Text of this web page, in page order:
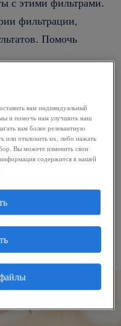
фильтрации,
Помочь
из
месте?
диапазона
или ключевые
ли они
вам индивидуальный
и помочь нам улучшить наш
вам более релевантную
отклонить их, либо нажать
Вы можете изменить свои
содержится в нашей